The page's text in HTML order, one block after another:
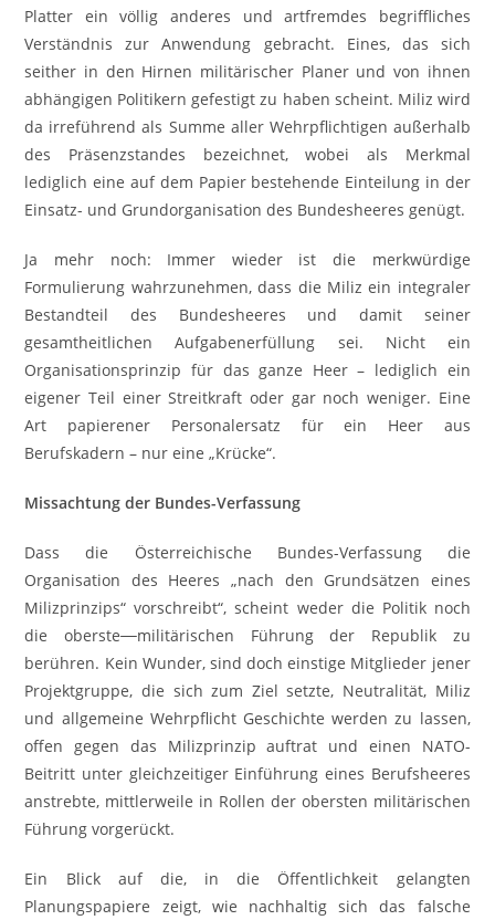
Platter ein völlig anderes und artfremdes begriffliches
Verständnis zur Anwendung gebracht. Eines, das sich
seither in den Hirnen militärischer Planer und von ihnen
abhängigen Politikern gefestigt zu haben scheint. Miliz wird
da irreführend als Summe aller Wehrpflichtigen außerhalb
des Präsenzstandes bezeichnet, wobei als Merkmal
lediglich eine auf dem Papier bestehende Einteilung in der
Einsatz- und Grundorganisation des Bundesheeres genügt.
Ja mehr noch: Immer wieder ist die merkwürdige
Formulierung wahrzunehmen, dass die Miliz ein integraler
Bestandteil des Bundesheeres und damit seiner
gesamtheitlichen Aufgabenerfüllung sei. Nicht ein
Organisationsprinzip für das ganze Heer – lediglich ein
eigener Teil einer Streitkraft oder gar noch weniger. Eine
Art papierener Personalersatz für ein Heer aus
Berufskadern – nur eine „Krücke“.
Missachtung der Bundes-Verfassung
Dass die Österreichische Bundes-Verfassung die
Organisation des Heeres „nach den Grundsätzen eines
Milizprinzips“ vorschreibt“, scheint weder die Politik noch
die oberste
militärischen Führung der Republik zu
berühren. Kein Wunder, sind doch einstige Mitglieder jener
Projektgruppe, die sich zum Ziel setzte, Neutralität, Miliz
und allgemeine Wehrpflicht Geschichte werden zu lassen,
offen gegen das Milizprinzip auftrat und einen NATO-
Beitritt unter gleichzeitiger Einführung eines Berufsheeres
anstrebte, mittlerweile in Rollen der obersten militärischen
Führung vorgerückt.
Ein Blick auf die, in die Öffentlichkeit gelangten
Planungspapiere zeigt, wie nachhaltig sich das falsche